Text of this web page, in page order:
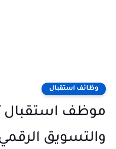
وظائف استقبال
موظف استقبال
والتسويق